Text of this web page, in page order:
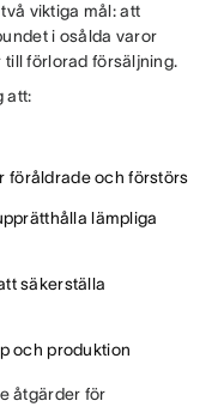
viktiga mål: att
i osålda varor
förlorad försäljning.
att:
föråldrade och förstörs
lämpliga
säkerställa
och produktion
åtgärder för